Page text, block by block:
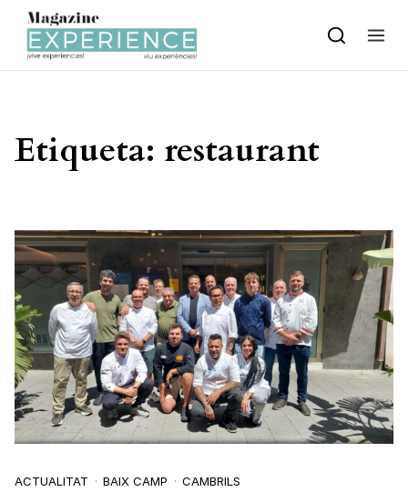
Skip to content
Etiqueta: restaurant
ACTUALITAT BAIX CAMP CAMBRILS